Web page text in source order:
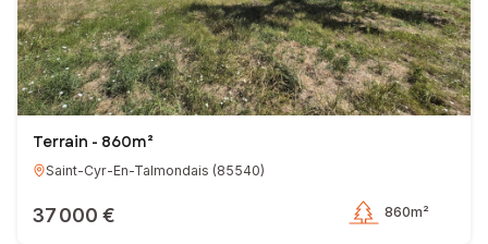
EI - Agent commercial - 523 900 090 RSAC LA ROCHE-SUR-YON
Terrain - 860m²
Saint-Cyr-En-Talmondais (85540)
37 000 € 860m²